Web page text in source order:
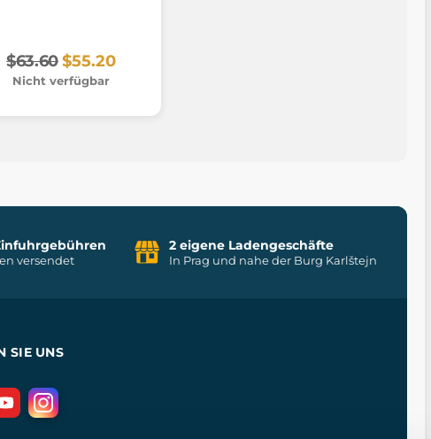
$63.60$55.20
Nicht verfügbar
versendet
2 eigene Ladengeschäfte
In Prag und nahe der Burg Karlštejn
SIE UNS